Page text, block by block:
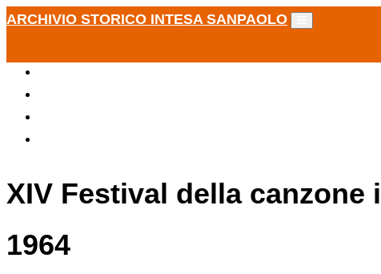
ARCHIVIO STORICO INTESA SANPAOLO
XIV Festival della canzone
1964